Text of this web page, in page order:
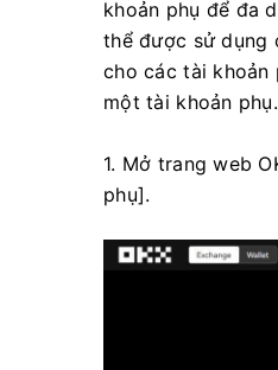
khoản phụ để đa
thể được sử dụng
cho các tài khoản
một tài khoản phụ.
1. Mở trang web
phụ].